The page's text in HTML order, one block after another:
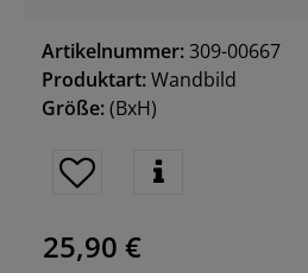
Artikelnummer:309-00667
Produktart:Wandbild
Größe:(BxH)
25,90 €